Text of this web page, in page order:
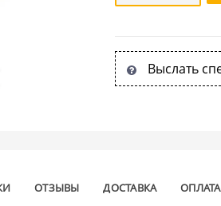
Выслать
ОТЗЫВЫ ДОСТАВКА ОПЛАТА